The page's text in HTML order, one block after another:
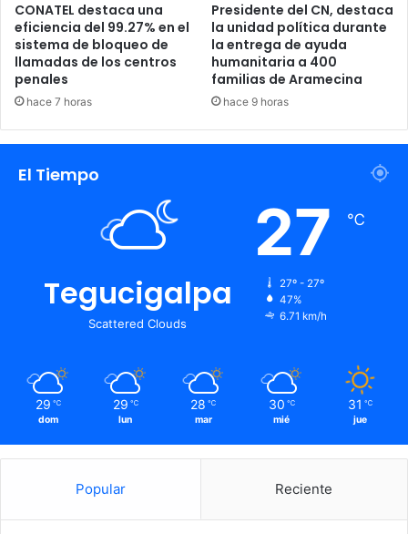
CONATEL destaca una
eficiencia del 99.27% en el
sistema de bloqueo de
llamadas de los centros
penales
hace 7 horas
Presidente del CN, destaca
la unidad política durante
la entrega de ayuda
humanitaria a 400
familias de Aramecina
hace 9 horas
El Tiempo
Tegucigalpa
Scattered Clouds
27 ℃
27º - 27º
47%
6.71 km/h
29 ℃
dom
29 ℃
lun
28 ℃
mar
30 ℃
mié
31 ℃
jue
Popular Reciente